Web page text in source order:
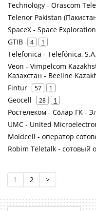
Technology - Orascom
Telenor Pakistan
SpaceX - Space
GTIB 4 1
Telefonica - Telefónica, S.A.
Veon - Vimpelcom
Казахстан - Beeline
Fintur 57 1
Geocell 28 1
Ростелеком - Сόлар ГК -
UMC - United
Moldcell - оператор
Robim Teletalk - сотовый
1 2 >